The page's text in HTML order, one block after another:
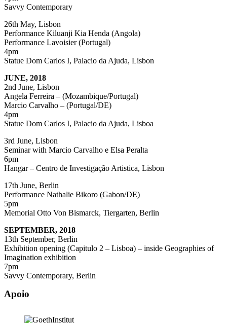
Savvy Contemporary
26th May, Lisbon
Performance Kiluanji Kia Henda (Angola)
Performance Lavoisier (Portugal)
4pm
Statue Dom Carlos I, Palacio da Ajuda, Lisbon
JUNE, 2018
2nd June, Lisbon
Angela Ferreira – (Mozambique/Portugal)
Marcio Carvalho – (Portugal/DE)
4pm
Statue Dom Carlos I, Palacio da Ajuda, Lisboa
3rd June, Lisbon
Seminar with Marcio Carvalho e Elsa Peralta
6pm
Hangar – Centro de Investigação Artistica, Lisbon
17th June, Berlin
Performance Nathalie Bikoro (Gabon/DE)
5pm
Memorial Otto Von Bismarck, Tiergarten, Berlin
SEPTEMBER, 2018
13th September, Berlin
Exhibition opening (Capitulo 2 – Lisboa) – inside Geographies of
Imagination exhibition
7pm
Savvy Contemporary, Berlin
Apoio